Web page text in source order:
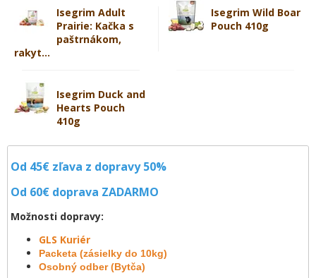
Od 45€ zľava z dopravy 50%
Od 60€ doprava ZADARMO
Možnosti dopravy:
GLS Kuriér
Packeta (zásielky do 10kg)
Osobný odber (Bytča)
Isegrim Adult
Prairie: Kačka s
paštrnákom,
rakyt...
Isegrim Wild Boar
Pouch 410g
Isegrim Duck and
Hearts Pouch
410g